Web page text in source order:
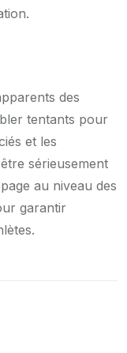
des
tentants pour
et les
sérieusement
au niveau des
garantir